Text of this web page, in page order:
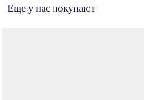
Еще у нас покупают